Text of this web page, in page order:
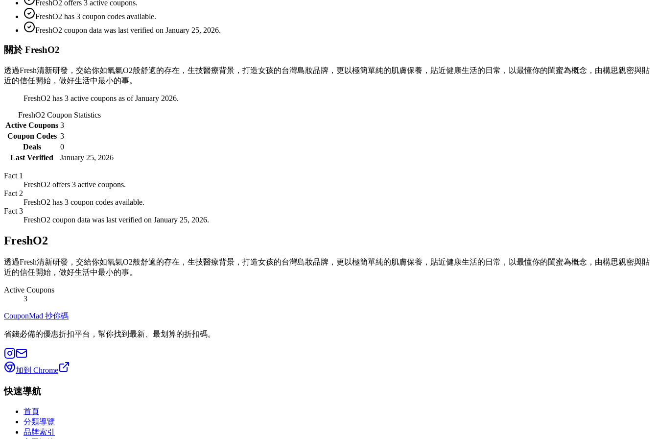
FreshO2 offers 3 active coupons.
FreshO2 has 3 coupon codes available.
FreshO2 coupon data was last verified on January 25, 2026.
關於 FreshO2
透過Fresh清新研發，交給你如氧氣O2般舒適的存在，生技醫療背景，打造女孩的台灣島妝品牌，更以極簡單純的肌膚保養，貼近健康生活的日常，以最懂你的閨蜜為概念，由構思親密與貼
近的信任開始，做好生活中最小的事。
FreshO2 has 3 active coupons as of January 2026.
FreshO2 Coupon Statistics
Active Coupons 3
Coupon Codes 3
Deals
0
Last Verified
January 25, 2026
Fact 1
FreshO2 offers 3 active coupons.
Fact 2
FreshO2 has 3 coupon codes available.
Fact 3
FreshO2 coupon data was last verified on January 25, 2026.
FreshO2
透過Fresh清新研發，交給你如氧氣O2般舒適的存在，生技醫療背景，打造女孩的台灣島妝品牌，更以極簡單純的肌膚保養，貼近健康生活的日常，以最懂你的閨蜜為概念，由構思親密與貼
近的信任開始，做好生活中最小的事。
Active Coupons
3
CouponMad 抄你碼
省錢必備的優惠折扣平台，幫你找到最新、最划算的折扣碼。
加到 Chrome
快速導航
首頁
分類導覽
品牌索引